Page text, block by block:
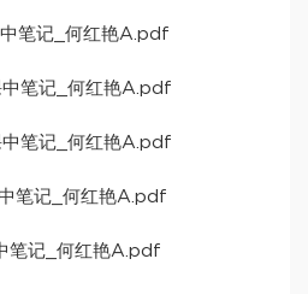
笔记_何红艳A.pdf
笔记_何红艳A.pdf
笔记_何红艳A.pdf
笔记_何红艳A.pdf
笔记_何红艳A.pdf